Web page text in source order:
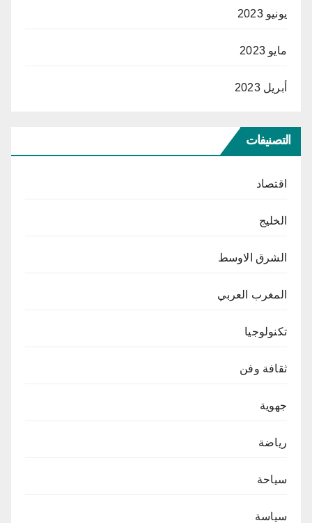
يونيو 2023
مايو 2023
أبريل 2023
التصنيفات
اقتصاد
الخليج
الشرق الاوسط
المغرب العربي
تكنولوجيا
ثقافة وفن
جهوية
رياضة
سياحة
سياسة